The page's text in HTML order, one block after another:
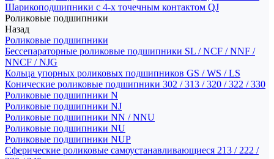
Шарикоподшипники с 4-х точечным контактом QJ
Роликовые подшипники
Назад
Роликовые подшипники
Бессепараторные роликовые подшипники SL / NCF / NNF /
NNCF / NJG
Кольца упорных роликовых подшипников GS / WS / LS
Конические роликовые подшипники 302 / 313 / 320 / 322 / 330
Роликовые подшипники N
Роликовые подшипники NJ
Роликовые подшипники NN / NNU
Роликовые подшипники NU
Роликовые подшипники NUP
Сферические роликовые самоустанавливающиеся 213 / 222 /